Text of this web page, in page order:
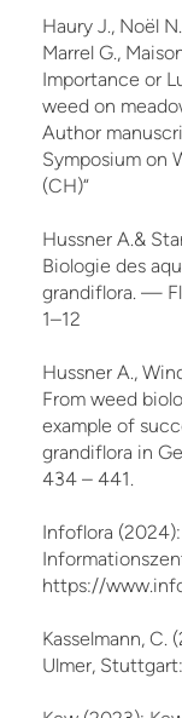
Haury J., Noël
Marrel G.,
Importance or
weed on
Author
Symposium on
(CH)“
Hussner A.&
Biologie des
grandiflora. —
1–12
Hussner A.,
From weed
example of
grandiflora in
434 – 441.
Infoflora
https://
Kasselmann, C.
Ulmer,